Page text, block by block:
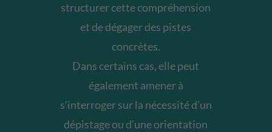
structurer cette compréhension
et de dégager des pistes
concrètes.
Dans certains cas, elle peut
également amener à
s’interroger sur la nécessité d’un
dépistage ou d’une orientation